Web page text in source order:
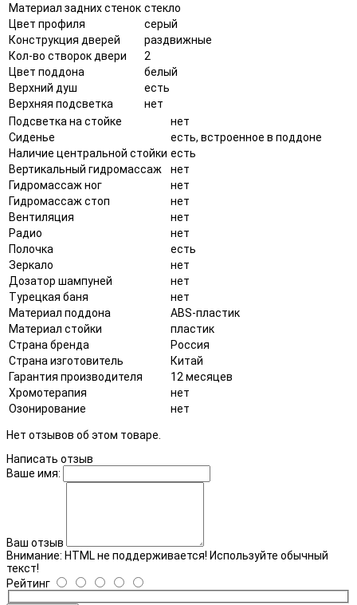
Материал задних стенок стекло
Цвет профиля
серый
Конструкция дверей
раздвижные
Кол-во створок двери
2
Цвет поддона
белый
Верхний душ
есть
Верхняя подсветка
нет
Подсветка на стойке
нет
Сиденье
есть, встроенное в поддоне
Наличие центральной стойки есть
Вертикальный гидромассаж
нет
Гидромассаж ног
нет
Гидромассаж стоп
нет
Вентиляция
нет
Радио
нет
Полочка
есть
Зеркало
нет
Дозатор шампуней
нет
Турецкая баня
нет
Материал поддона
ABS-пластик
Материал стойки
пластик
Страна бренда
Россия
Страна изготовитель
Китай
Гарантия производителя
12 месяцев
Хромотерапия
нет
Озонирование
нет
Нет отзывов об этом товаре.
Написать отзыв
Ваше имя:
Ваш отзыв
Внимание: HTML не поддерживается! Используйте обычный
текст!
Рейтинг